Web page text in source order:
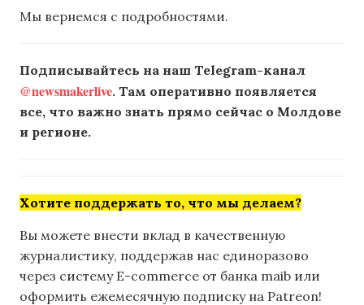
Мы вернемся с подробностями.
Подписывайтесь на наш Telegram-канал
@newsmakerlive. Там оперативно появляется
все, что важно знать прямо сейчас о Молдове
и регионе.
Хотите поддержать то, что мы делаем?
Вы можете внести вклад в качественную
журналистику, поддержав нас единоразово
через систему E-commerce от банка maib или
оформить ежемесячную подписку на Patreon!